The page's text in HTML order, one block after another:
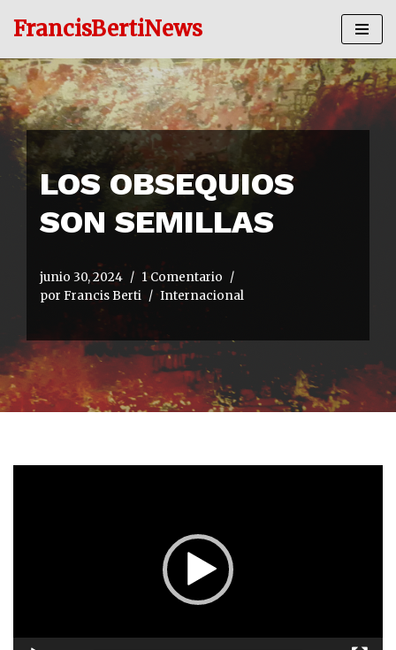
al
contenido
FrancisBertiNews
LOS OBSEQUIOS
SON SEMILLAS
junio 30, 2024
1 Comentario
por Francis Berti Internacional